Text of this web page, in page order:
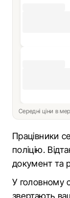
Середні ціни в
Працівники
поліцію.
документ та
У головному
звертають